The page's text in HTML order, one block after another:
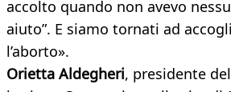
accolto quando non avevo
aiuto”. E siamo tornati ad
l’aborto».
Orietta Aldegheri, presidente